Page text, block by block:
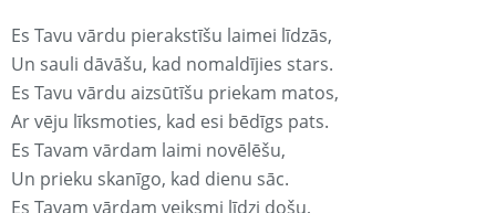
Es Tavu vārdu pierakstīšu laimei līdzās,
Un sauli dāvāšu, kad nomaldījies stars.
Es Tavu vārdu aizsūtīšu priekam matos,
Ar vēju līksmoties, kad esi bēdīgs pats.
Es Tavam vārdam laimi novēlēšu,
Un prieku skanīgo, kad dienu sāc.
Es Tavam vārdam veiksmi līdzi došu,